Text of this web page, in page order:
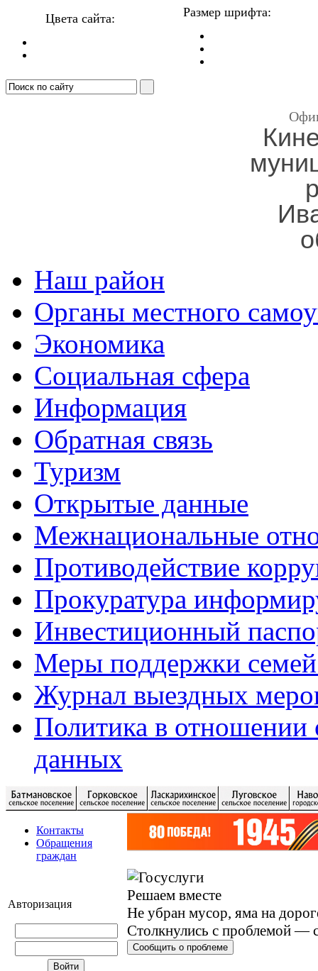
Цвета сайта: Размер шрифта:
Наш район
Органы местного
Экономика
Социальная сфера
Информация
Обратная связь
Туризм
Открытые данные
Межнациональные
Противодействие
Прокуратура
Инвестиционный
Меры поддержки
Журнал выездных
Политика в отношении
данных
Контакты
Обращения
граждан
Авторизация
Решаем вместе
Не убран мусор, яма на
Столкнулись с проблемой —
Сообщить о проблеме